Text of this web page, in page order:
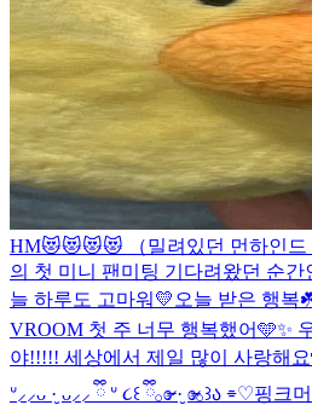
HM😻😻😻😻 （밀려있던 먼하인드
의 첫 미니 팬미팅 기다려왔던 순간
늘 하루도 고마워💛 오늘 받은 행복
VROOM 첫 주 너무 행복했어🩵✨
야!!!!! 세상에서 제일 많이 사랑해요
ᐡ⸝⸝ᴗ ·̮ ᴗ⸝⸝ ྀི ᐡ ૮꒰ ྀི𓂂ɞ̴̶̷ ·̮ ɞ̴̶̷𓂂꒱ა ⌯♡핑크